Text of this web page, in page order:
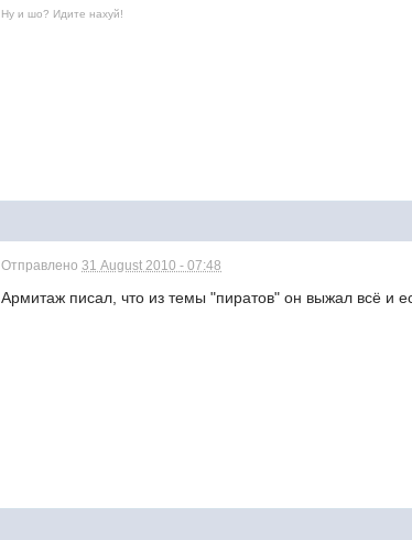
Ну и шо? Идите нахуй!
Отправлено31 August 2010 - 07:48
Армитаж писал, что из темы "пиратов" он выжал всё и